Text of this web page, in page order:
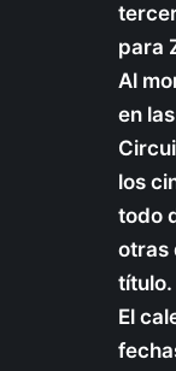
para
Al
en
los
todo
otras
título.
El